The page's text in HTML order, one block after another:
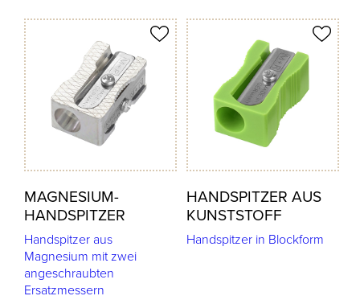
MAGNESIUM-
HANDSPITZER
Handspitzer aus
Magnesium mit zwei
angeschraubten
Ersatzmessern
merken
HANDSPITZER AUS
KUNSTSTOFF
Handspitzer in Blockform
Produkt merken